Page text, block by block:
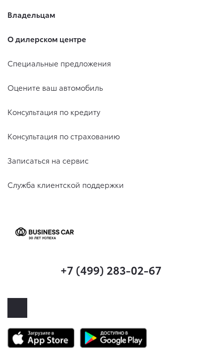
Владельцам
О дилерском центре
Специальные предложения
Оцените ваш автомобиль
Консультация по кредиту
Консультация по страхованию
Записаться на сервис
Служба клиентской поддержки
+7 (499) 283-02-67